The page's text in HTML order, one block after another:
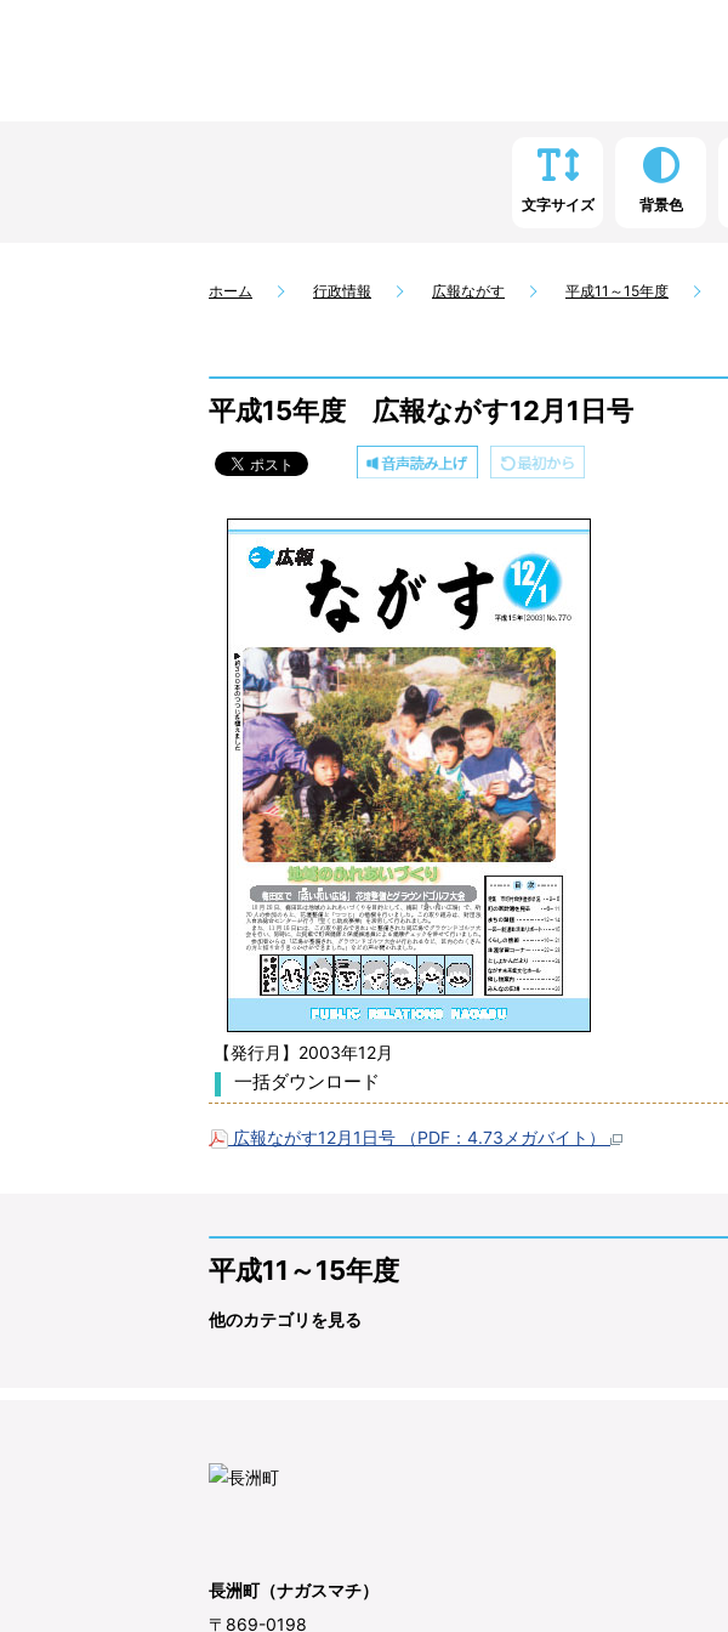
文字サイズ 背景色
ホーム 行政情報 広報ながす 平成11～15年度
平成15年度 広報ながす12月1日号
【発行月】2003年12月
一括ダウンロード
広報ながす12月1日号 （PDF：4.73メガバイト）
平成11～15年度
他のカテゴリを見る
長洲町（ナガスマチ）
〒869-0198